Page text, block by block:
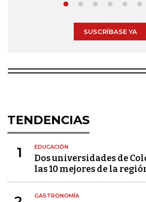
SUSCRÍBASE YA
TENDENCIAS
1 EDUCACIÓN
Dos universidades de
las 10 mejores de la
GASTRONOMÍA